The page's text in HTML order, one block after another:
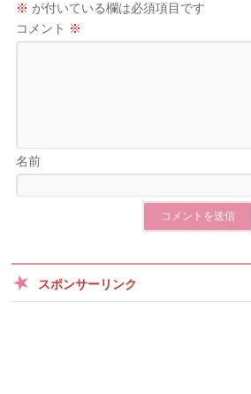
※ が付いている欄は必須項目です
コメント ※
名前
スポンサーリンク